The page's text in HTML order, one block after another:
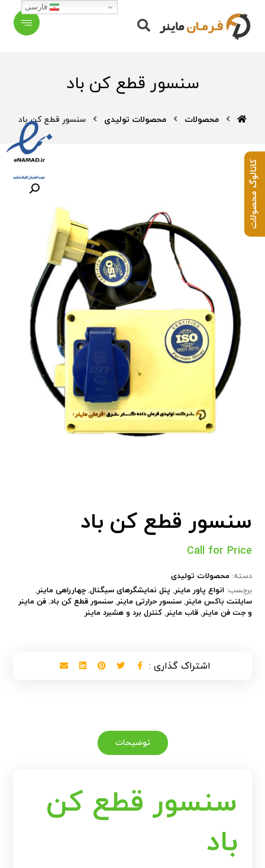
سنسور قطع کن باد
محصولات محصولات تولیدی سنسور قطع کن باد
سنسور قطع کن باد
Call for Price
دسته:محصولات تولیدی
برچسب:انواع پاور ماینر, پنل نمایشگرهای سیگنال,چهارراهی ماینر,
سایلنت باکس ماینر,سنسور حرارتی ماینر,سنسور قطع کن باد,فن ماینر
و جت فن ماینر,قاب ماینر,کنترل برد و هشبرد ماینر
توضیحات
سنسور قطع کن
باد
فارسی
کاتالوگ محصولات